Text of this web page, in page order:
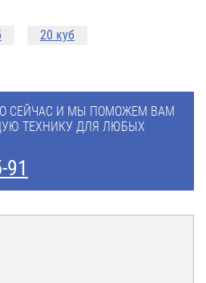
20 куб
СЕЙЧАС И МЫ ПОМОЖЕМ ВАМ
ТЕХНИКУ ДЛЯ ЛЮБЫХ
91